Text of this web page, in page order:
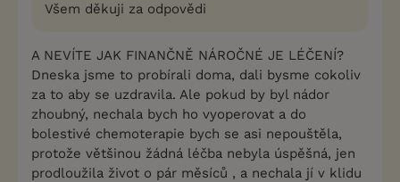
Všem děkuji za odpovědi
A NEVÍTE JAK FINANČNĚ NÁROČNÉ JE LÉČENÍ?
Dneska jsme to probírali doma, dali bysme cokoliv
za to aby se uzdravila. Ale pokud by byl nádor
zhoubný, nechala bych ho vyoperovat a do
bolestivé chemoterapie bych se asi nepouštěla,
protože většinou žádná léčba nebyla úspěšná, jen
prodloužila život o pár měsíců , a nechala jí v klidu